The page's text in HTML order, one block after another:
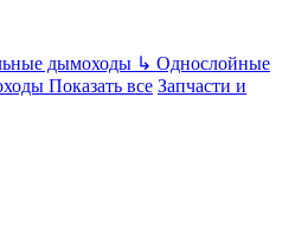
дымоходы ↳ Однослойные
Показать все Запчасти и